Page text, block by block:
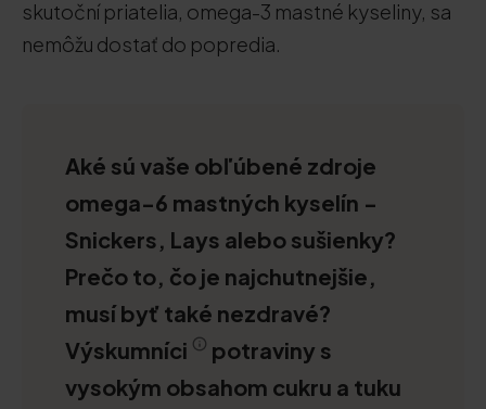
skutoční priatelia, omega-3 mastné kyseliny, sa
nemôžu dostať do popredia.
Aké sú vaše obľúbené zdroje
omega-6 mastných kyselín -
Snickers, Lays alebo sušienky?
Prečo to, čo je najchutnejšie,
musí byť také nezdravé?
Výskumníci
potraviny s
vysokým obsahom cukru a tuku